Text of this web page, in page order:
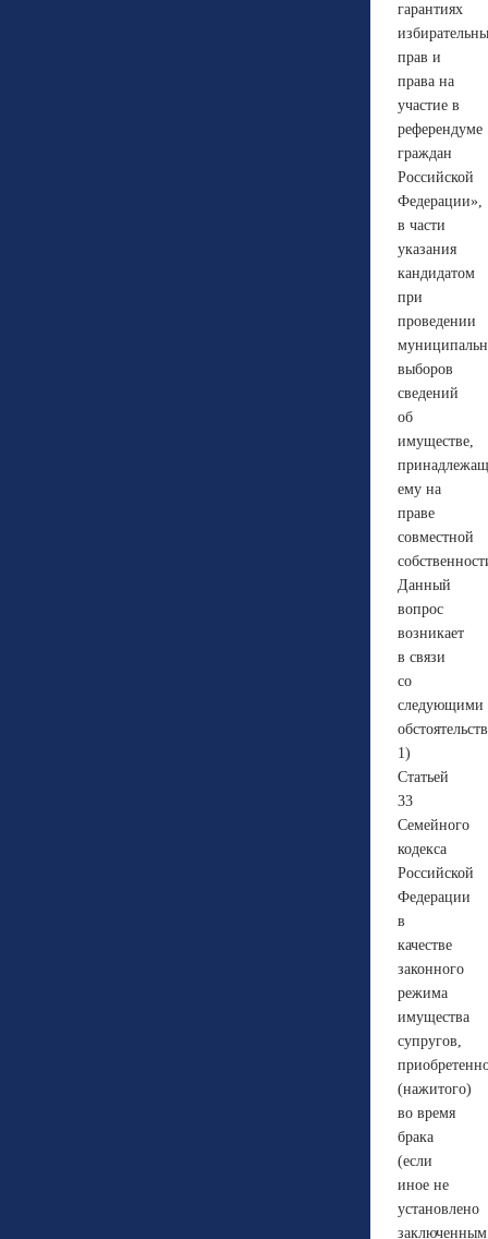
гарантиях
прав и
права на
участие в
референдуме
граждан
Российской
Федерации»,
в части
указания
кандидатом
при
проведении
выборов
сведений
об
имуществе,
ему на
праве
совместной
Данный
вопрос
возникает
в связи
со
следующими
1)
Статьей
33
Семейного
кодекса
Российской
Федерации
в
качестве
законного
режима
имущества
супругов,
(нажитого)
во время
брака
(если
иное не
установлено
заключенным